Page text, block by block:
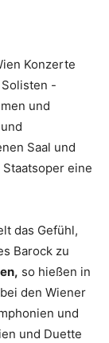
Konzerte
-
und
Saal und
eine
das Gefühl,
Barock zu
so hießen in
den Wiener
und
und Duette